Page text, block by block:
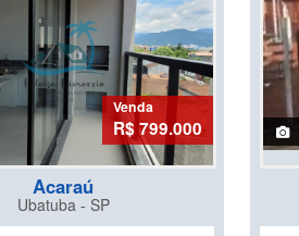
Venda
R$ 799.000
Acaraú
Ubatuba - SP